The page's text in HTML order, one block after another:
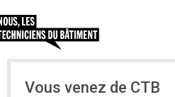
Vous venez de CTB